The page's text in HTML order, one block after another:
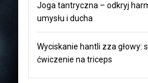
Joga tantryczna – odkryj
umysłu i ducha
Wyciskanie hantli zza głowy:
ćwiczenie na triceps